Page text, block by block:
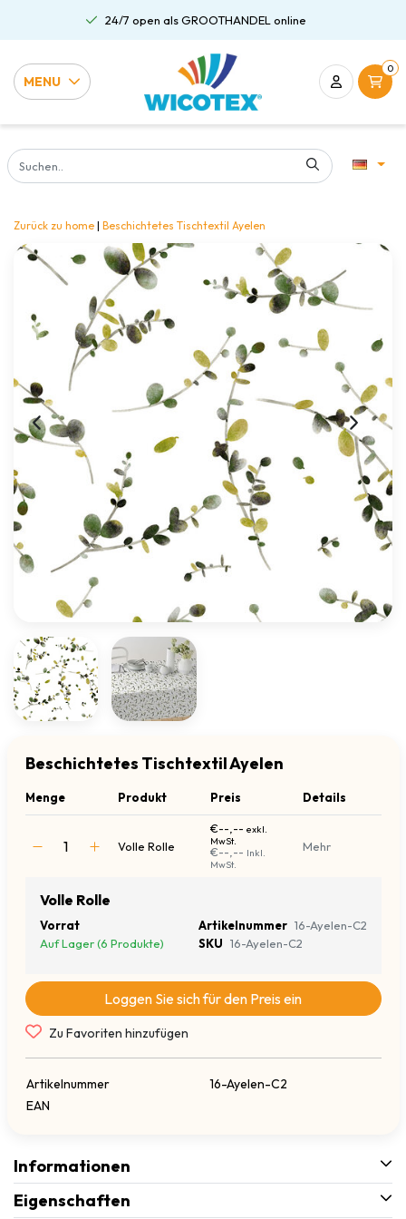
24/7 open als GROOTHANDEL online
MENU
0
Zurück zu home | Beschichtetes Tischtextil Ayelen
Beschichtetes Tischtextil Ayelen
Menge Produkt Preis Details
Volle Rolle
€--,-- exkl.
MwSt.
€--,-- Inkl.
MwSt.
Mehr
Volle Rolle
Vorrat
Auf Lager (6 Produkte)
Artikelnummer 16-Ayelen-C2
SKU 16-Ayelen-C2
Loggen Sie sich für den Preis ein
Zu Favoriten hinzufügen
Artikelnummer
16-Ayelen-C2
EAN
Informationen
Eigenschaften